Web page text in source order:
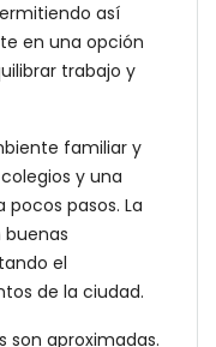
así
en una opción
trabajo y
familiar y
y una
pasos. La
el
de la ciudad.
son aproximadas.